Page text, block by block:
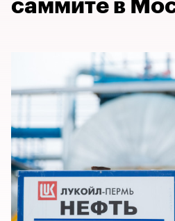
саммите в